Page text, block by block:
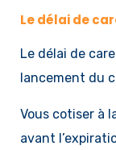
Le délai de
Le délai de
lancement du
Vous cotiser à
avant